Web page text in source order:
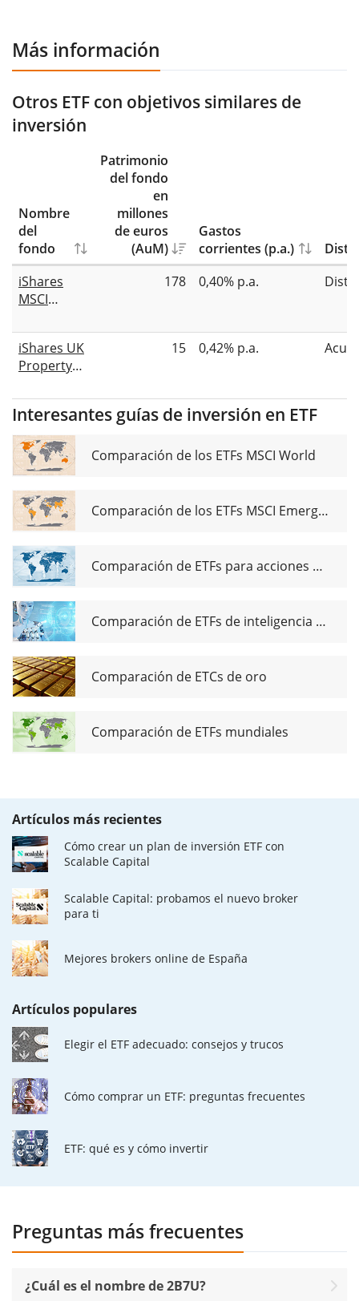
Más información
Otros ETF con objetivos similares de
inversión
Nombre
del
fondo
Patrimonio
del fondo
en
millones
de euros
(AuM)
Gastos
corrientes (p.a.)
iShares
MSCI
Real Estate
UCITS ETF
178 0,40% p.a.
iShares UK
Property
EUR
Hedged
(Acc)
15 0,42% p.a.
Interesantes guías de inversión en ETF
Comparación de los ETFs MSCI World
Comparación de los ETFs MSCI Emerging Markets
Comparación de ETFs para acciones de dividendos globales
Comparación de ETFs de inteligencia artificial
Comparación de ETCs de oro
Comparación de ETFs mundiales
Artículos más recientes
Cómo crear un plan de inversión ETF con
Scalable Capital
Scalable Capital: probamos el nuevo broker
para ti
Mejores brokers online de España
Artículos populares
Elegir el ETF adecuado: consejos y trucos
Cómo comprar un ETF: preguntas frecuentes
ETF: qué es y cómo invertir
Preguntas más frecuentes
¿Cuál es el nombre de 2B7U?